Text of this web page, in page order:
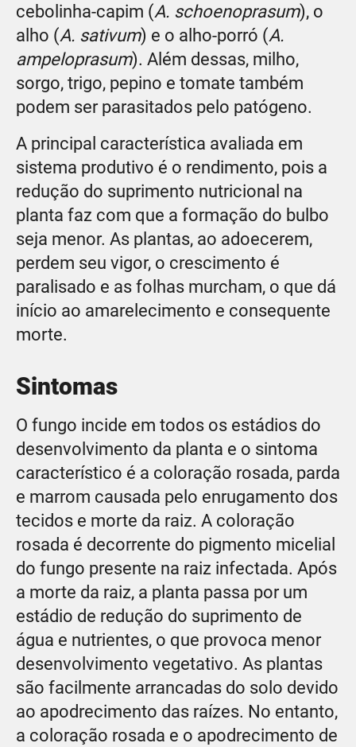
cebolinha-capim (A. schoenoprasum), o
alho (A. sativum) e o alho-porró (A.
ampeloprasum). Além dessas, milho,
sorgo, trigo, pepino e tomate também
podem ser parasitados pelo patógeno.
A principal característica avaliada em
sistema produtivo é o rendimento, pois a
redução do suprimento nutricional na
planta faz com que a formação do bulbo
seja menor. As plantas, ao adoecerem,
perdem seu vigor, o crescimento é
paralisado e as folhas murcham, o que dá
início ao amarelecimento e consequente
morte.
Sintomas
O fungo incide em todos os estádios do
desenvolvimento da planta e o sintoma
característico é a coloração rosada, parda
e marrom causada pelo enrugamento dos
tecidos e morte da raiz. A coloração
rosada é decorrente do pigmento micelial
do fungo presente na raiz infectada. Após
a morte da raiz, a planta passa por um
estádio de redução do suprimento de
água e nutrientes, o que provoca menor
desenvolvimento vegetativo. As plantas
são facilmente arrancadas do solo devido
ao apodrecimento das raízes. No entanto,
a coloração rosada e o apodrecimento de